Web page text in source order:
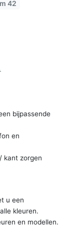
42
bijpassende
en
kant zorgen
u een
kleuren.
en modellen.